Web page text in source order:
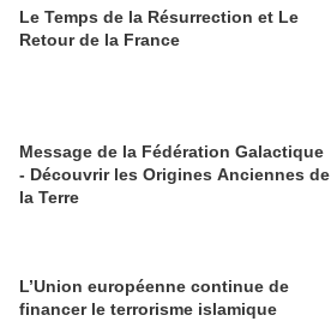
Le Temps de la Résurrection et Le
Retour de la France
Message de la Fédération Galactique
- Découvrir les Origines Anciennes de
la Terre
L’Union européenne continue de
financer le terrorisme islamique